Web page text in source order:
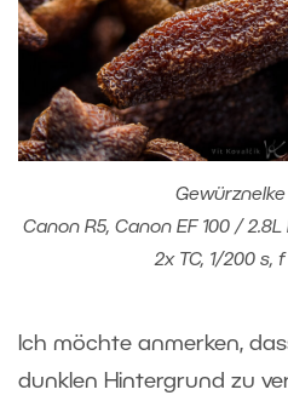
Canon R5, Canon EF 100 /
2x TC, 1/200 s,
Ich möchte anmerken,
dunklen Hintergrund zu